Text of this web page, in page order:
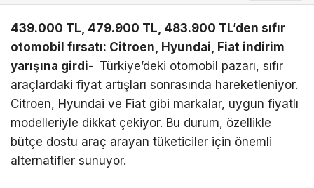
439.000 TL, 479.900 TL, 483.900 TL’den sıfır
otomobil fırsatı: Citroen, Hyundai, Fiat indirim
yarışına girdi- Türkiye’deki otomobil pazarı, sıfır
araçlardaki fiyat artışları sonrasında hareketleniyor.
Citroen, Hyundai ve Fiat gibi markalar, uygun fiyatlı
modelleriyle dikkat çekiyor. Bu durum, özellikle
bütçe dostu araç arayan tüketiciler için önemli
alternatifler sunuyor.